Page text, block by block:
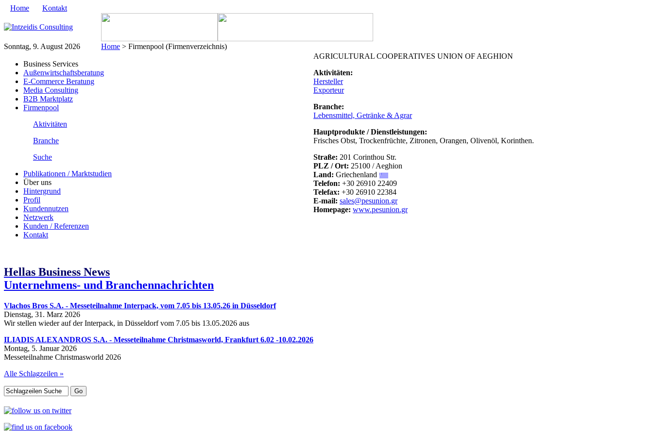
Home Kontakt
Sonntag, 9. August 2026 Home > Firmenpool (Firmenverzeichnis)
Business Services
Außenwirtschaftsberatung
E-Commerce Beratung
Media Consulting
B2B Marktplatz
Firmenpool
Aktivitäten
Branche
Suche
Publikationen / Marktstudien
Über uns
Hintergrund
Profil
Kundennutzen
Netzwerk
Kunden / Referenzen
Kontakt
Hellas Business News
Unternehmens- und Branchennachrichten
Vlachos Bros S.A. - Messeteilnahme Interpack, vom 7.05 bis 13.05.26 in Düsseldorf
Dienstag, 31. Marz 2026
Wir stellen wieder auf der Interpack, in Düsseldorf vom 7.05 bis 13.05.2026 aus
ILIADIS ALEXANDROS S.A. - Messeteilnahme Christmasworld, Frankfurt 6.02 -10.02.2026
Montag, 5. Januar 2026
Messeteilnahme Christmasworld 2026
Alle Schlagzeilen »
AGRICULTURAL COOPERATIVES UNION OF AEGHION
Aktivitäten:
Hersteller
Exporteur
Branche:
Lebensmittel, Getränke & Agrar
Hauptprodukte / Dienstleistungen:
Frisches Obst, Trockenfrüchte, Zitronen, Orangen, Olivenöl, Korinthen.
Straße: 201 Corinthou Str.
PLZ / Ort: 25100 / Aeghion
Land: Griechenland
Telefon: +30 26910 22409
Telefax: +30 26910 22384
E-mail: sales@pesunion.gr
Homepage: www.pesunion.gr